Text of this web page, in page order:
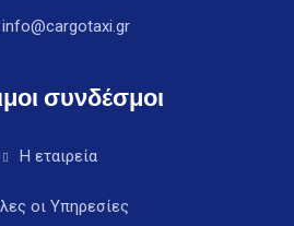
info@cargotaxi.gr
συνδέσμοι
Η εταιρεία
οι Υπηρεσίες